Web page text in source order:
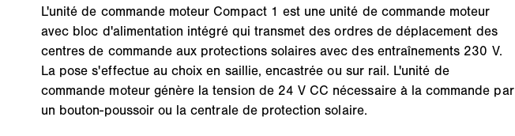
L'unité de commande moteur Compact 1 est une unité de commande moteur
avec bloc d'alimentation intégré qui transmet des ordres de déplacement des
centres de commande aux protections solaires avec des entraînements 230 V.
La pose s'effectue au choix en saillie, encastrée ou sur rail. L'unité de
commande moteur génère la tension de 24 V CC nécessaire à la commande par
un bouton-poussoir ou la centrale de protection solaire.